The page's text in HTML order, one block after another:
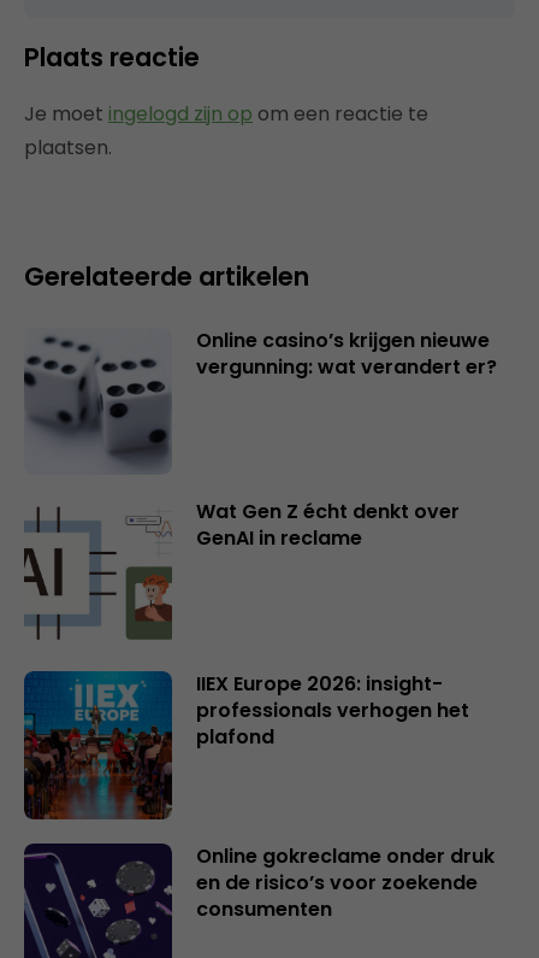
Plaats reactie
Je moet ingelogd zijn op om een reactie te
plaatsen.
Gerelateerde artikelen
Online casino’s krijgen nieuwe
vergunning: wat verandert er?
Wat Gen Z écht denkt over
GenAI in reclame
IIEX Europe 2026: insight-
professionals verhogen het
plafond
Online gokreclame onder druk
en de risico’s voor zoekende
consumenten